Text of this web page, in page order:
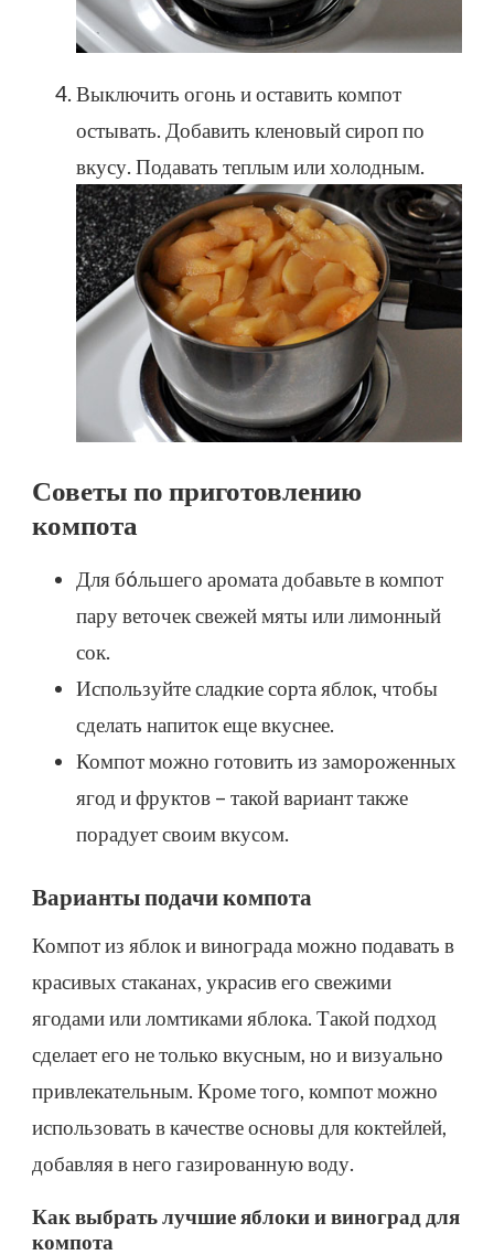
Выключить огонь и оставить компот
остывать. Добавить кленовый сироп по
вкусу. Подавать теплым или холодным.
Советы по приготовлению
компота
Для бóльшего аромата добавьте в компот
пару веточек свежей мяты или лимонный
сок.
Используйте сладкие сорта яблок, чтобы
сделать напиток еще вкуснее.
Компот можно готовить из замороженных
ягод и фруктов – такой вариант также
порадует своим вкусом.
Варианты подачи компота
Компот из яблок и винограда можно подавать в
красивых стаканах, украсив его свежими
ягодами или ломтиками яблока. Такой подход
сделает его не только вкусным, но и визуально
привлекательным. Кроме того, компот можно
использовать в качестве основы для коктейлей,
добавляя в него газированную воду.
Как выбрать лучшие яблоки и виноград для
компота